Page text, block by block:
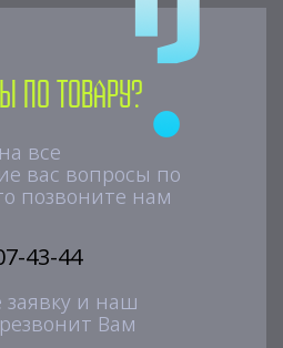
по товару?
все
вас вопросы по
позвоните нам
43-44
заявку и наш
Вам